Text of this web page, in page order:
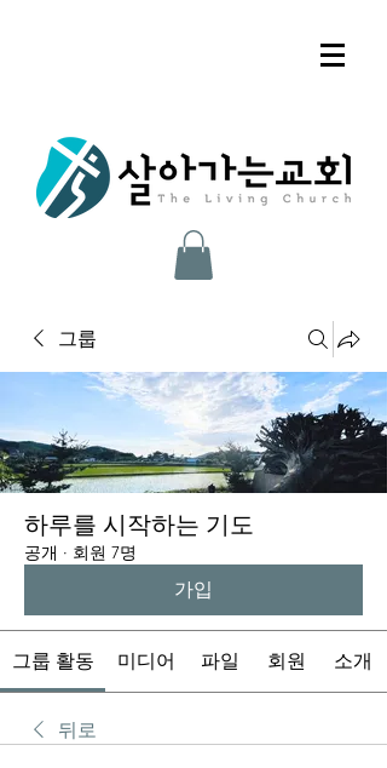
그룹
하루를 시작하는 기도
공개 · 회원 7명
가입
그룹 활동 미디어 파일 회원 소개
뒤로